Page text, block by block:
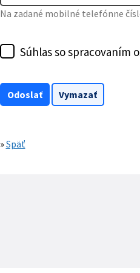
Na zadané mobilné telefónne
Súhlas so spracovaním
»Späť